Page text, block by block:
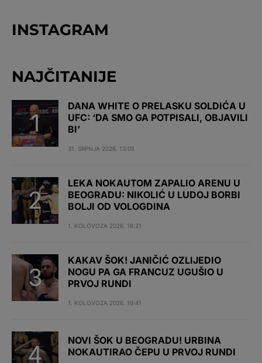
INSTAGRAM
NAJČITANIJE
DANA WHITE O PRELASKU SOLDIĆA U
UFC: ‘DA SMO GA POTPISALI, OBJAVILI
BI’
31. SRPNJA 2026. 13:05
LEKA NOKAUTOM ZAPALIO ARENU U
BEOGRADU: NIKOLIĆ U LUDOJ BORBI
BOLJI OD VOLOGDINA
1. KOLOVOZA 2026. 18:21
KAKAV ŠOK! JANIČIĆ OZLIJEDIO
NOGU PA GA FRANCUZ UGUŠIO U
PRVOJ RUNDI
1. KOLOVOZA 2026. 19:41
NOVI ŠOK U BEOGRADU! URBINA
NOKAUTIRAO ČEPU U PRVOJ RUNDI